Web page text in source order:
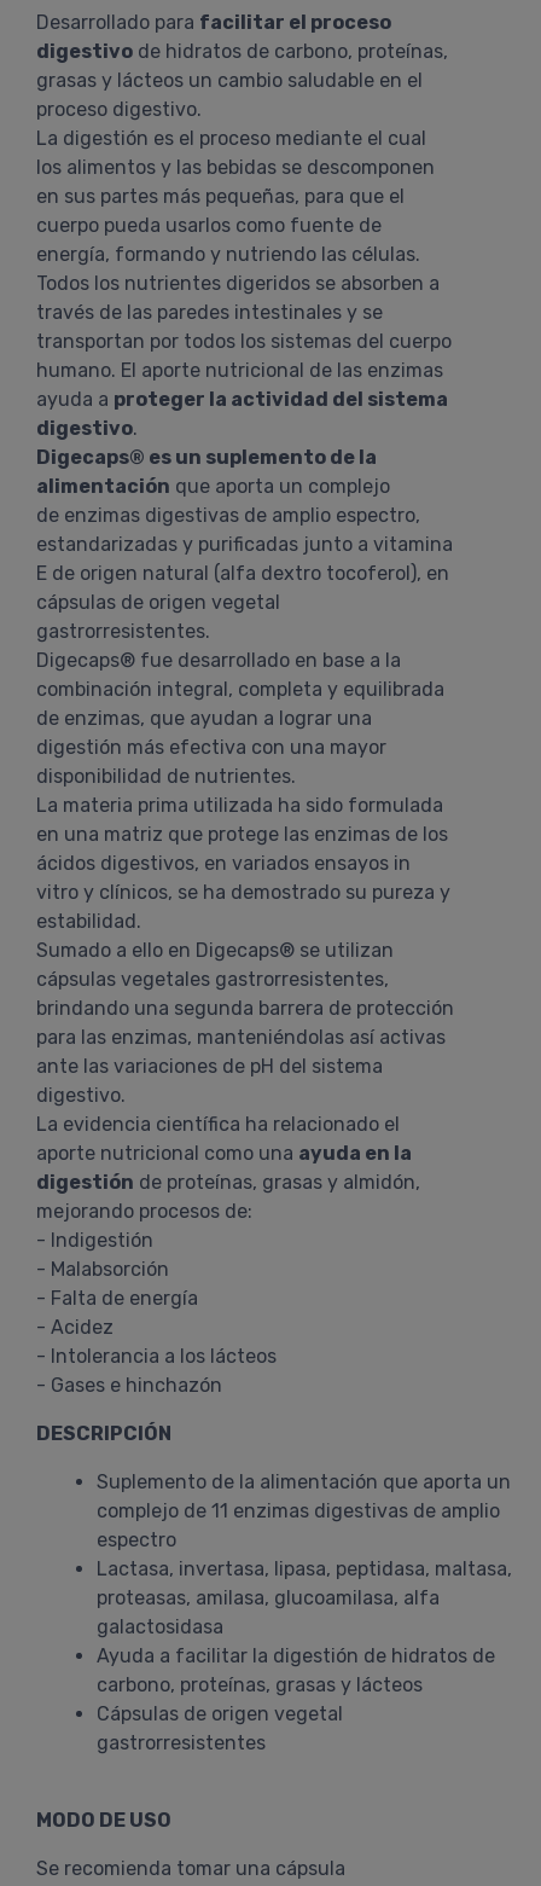
Desarrollado para facilitar el proceso
digestivo de hidratos de carbono, proteínas,
grasas y lácteos un cambio saludable en el
proceso digestivo.
La digestión es el proceso mediante el cual
los alimentos y las bebidas se descomponen
en sus partes más pequeñas, para que el
cuerpo pueda usarlos como fuente de
energía, formando y nutriendo las células.
Todos los nutrientes digeridos se absorben a
través de las paredes intestinales y se
transportan por todos los sistemas del cuerpo
humano. El aporte nutricional de las enzimas
ayuda a proteger la actividad del sistema
digestivo.
Digecaps® es un suplemento de la
alimentación que aporta un complejo
de enzimas digestivas de amplio espectro,
estandarizadas y purificadas junto a vitamina
E de origen natural (alfa dextro tocoferol), en
cápsulas de origen vegetal
gastrorresistentes.
Digecaps® fue desarrollado en base a la
combinación integral, completa y equilibrada
de enzimas, que ayudan a lograr una
digestión más efectiva con una mayor
disponibilidad de nutrientes.
La materia prima utilizada ha sido formulada
en una matriz que protege las enzimas de los
ácidos digestivos, en variados ensayos in
vitro y clínicos, se ha demostrado su pureza y
estabilidad.
Sumado a ello en Digecaps® se utilizan
cápsulas vegetales gastrorresistentes,
brindando una segunda barrera de protección
para las enzimas, manteniéndolas así activas
ante las variaciones de pH del sistema
digestivo.
La evidencia científica ha relacionado el
aporte nutricional como una ayuda en la
digestión de proteínas, grasas y almidón,
mejorando procesos de:
- Indigestión
- Malabsorción
- Falta de energía
- Acidez
- Intolerancia a los lácteos
- Gases e hinchazón
DESCRIPCIÓN
Suplemento de la alimentación que aporta un
complejo de 11 enzimas digestivas de amplio
espectro
Lactasa, invertasa, lipasa, peptidasa, maltasa,
proteasas, amilasa, glucoamilasa, alfa
galactosidasa
Ayuda a facilitar la digestión de hidratos de
carbono, proteínas, grasas y lácteos
Cápsulas de origen vegetal
gastrorresistentes
MODO DE USO
Se recomienda tomar una cápsula